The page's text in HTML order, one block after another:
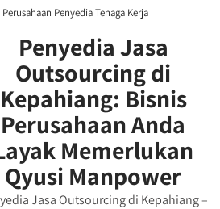
Perusahaan Penyedia Tenaga Kerja
Penyedia Jasa
Outsourcing di
Kepahiang: Bisnis
Perusahaan Anda
Memerlukan
Qyusi Manpower
Jasa Outsourcing di Kepahiang –